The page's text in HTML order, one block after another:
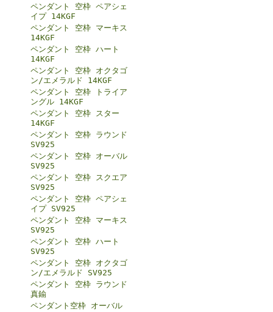
ペンダント 空枠 ペアシェ
イプ 14KGF
ペンダント 空枠 マーキス
14KGF
ペンダント 空枠 ハート
14KGF
ペンダント 空枠 オクタゴ
ン/エメラルド 14KGF
ペンダント 空枠 トライア
ングル 14KGF
ペンダント 空枠 スター
14KGF
ペンダント 空枠 ラウンド
SV925
ペンダント 空枠 オーバル
SV925
ペンダント 空枠 スクエア
SV925
ペンダント 空枠 ペアシェ
イプ SV925
ペンダント 空枠 マーキス
SV925
ペンダント 空枠 ハート
SV925
ペンダント 空枠 オクタゴ
ン/エメラルド SV925
ペンダント 空枠 ラウンド
真鍮
ペンダント空枠 オーバル